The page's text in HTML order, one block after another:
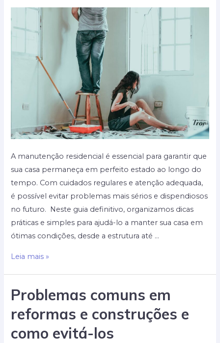
interiores
A manutenção residencial é essencial para garantir que
sua casa permaneça em perfeito estado ao longo do
tempo. Com cuidados regulares e atenção adequada,
é possível evitar problemas mais sérios e dispendiosos
no futuro. Neste guia definitivo, organizamos dicas
práticas e simples para ajudá-lo a manter sua casa em
ótimas condições, desde a estrutura até …
Guia
manutenção
residencial:
mantenha
sua
Leia mais »
Problemas comuns em
reformas e construções e
como evitá-los